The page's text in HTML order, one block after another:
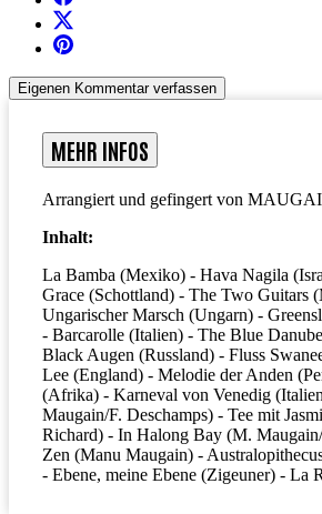
Eigenen Kommentar verfassen
MEHR INFOS
Arrangiert und gefingert von
Inhalt:
La Bamba (Mexiko) - Hava Nagila
Grace (Schottland) - The Two Guitars
Ungarischer Marsch (Ungarn) -
- Barcarolle (Italien) - The Blue
Black Augen (Russland) - Fluss
Lee (England) - Melodie der Anden
(Afrika) - Karneval von Venedig
Maugain/F. Deschamps) - Tee mit
Richard) - In Halong Bay (M.
Zen (Manu Maugain) -
- Ebene, meine Ebene (Zigeuner) - La